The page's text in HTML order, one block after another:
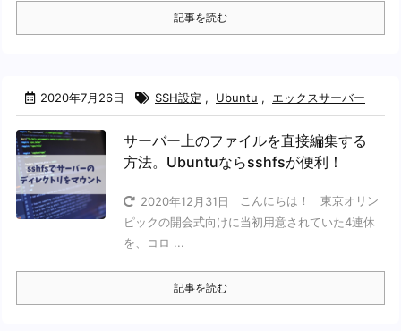
記事を読む
2020年7月26日 SSH設定 , Ubuntu , エックスサーバー
サーバー上のファイルを直接編集する
方法。Ubuntuならsshfsが便利！
2020年12月31日
こんにちは！ 東京オリン
ピックの開会式向けに当初用意されていた4連休
を、コロ ...
記事を読む